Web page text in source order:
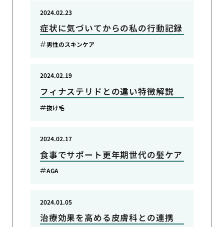
症状に気づいてからの私の行動記録
2024.02.23
男性のスキンケア
フィナステリドとの違い特徴解説
2024.02.19
抜け毛
食事でサポート更年期世代の髪ケア
2024.02.17
AGA
治療効果を高める皮膚科との連携
2024.01.05